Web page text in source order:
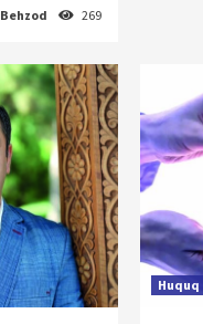
Behzod 269
Huquq